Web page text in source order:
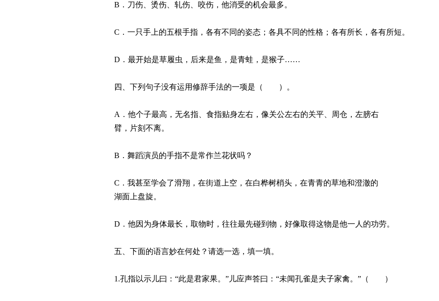
B．刀伤、烫伤、轧伤、咬伤，他消受的机会最多。
C．一只手上的五根手指，各有不同的姿态；各具不同的性格；各有所长，各有所短。
D．最开始是草履虫，后来是鱼，是青蛙，是猴子……
四、下列句子没有运用修辞手法的一项是（ ）。
A．他个子最高，无名指、食指贴身左右，像关公左右的关平、周仓，左膀右
臂，片刻不离。
B．舞蹈演员的手指不是常作兰花状吗？
C．我甚至学会了滑翔，在街道上空，在白桦树梢头，在青青的草地和澄澈的
湖面上盘旋。
D．他因为身体最长，取物时，往往最先碰到物，好像取得这物是他一人的功劳。
五、下面的语言妙在何处？请选一选，填一填。
1.孔指以示儿曰：“此是君家果。”儿应声答曰：“未闻孔雀是夫子家禽。”（ ）